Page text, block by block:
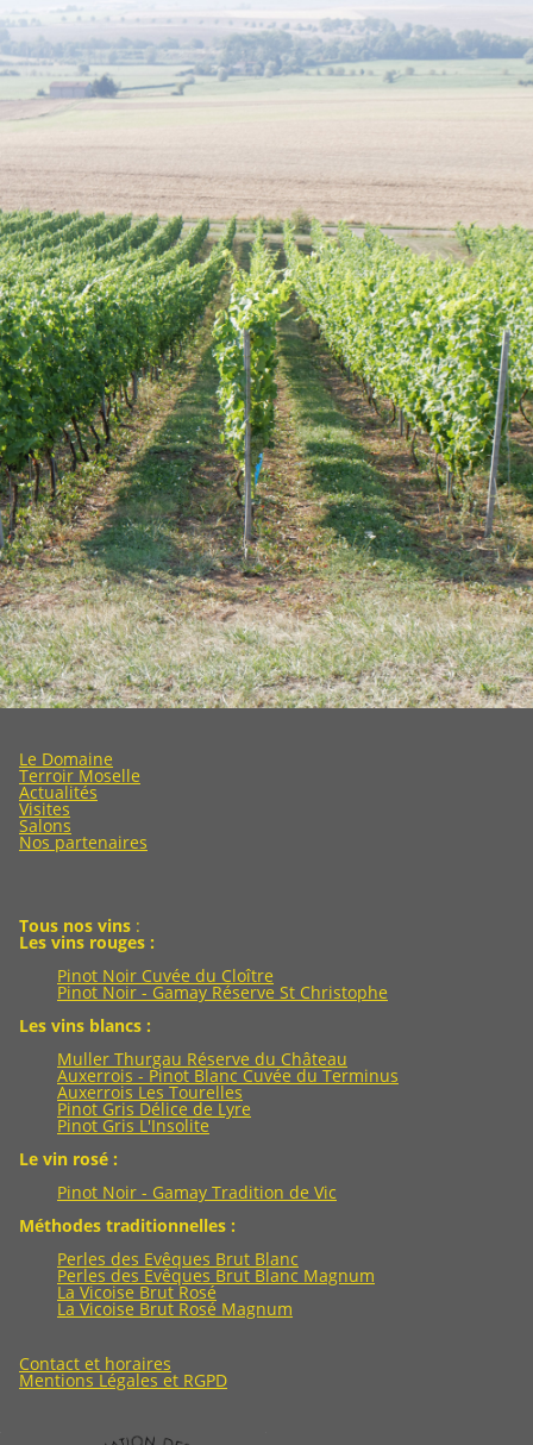
Le Domaine
Terroir Moselle
Actualités
Visites
Salons
Nos partenaires
Tous nos vins :
Les vins rouges :
Pinot Noir Cuvée du Cloître
Pinot Noir - Gamay Réserve St Christophe
Les vins blancs :
Muller Thurgau Réserve du Château
Auxerrois - Pinot Blanc Cuvée du Terminus
Auxerrois Les Tourelles
Pinot Gris Délice de Lyre
Pinot Gris L'Insolite
Le vin rosé :
Pinot Noir - Gamay Tradition de Vic
Méthodes traditionnelles :
Perles des Evêques Brut Blanc
Perles des Evêques Brut Blanc Magnum
La Vicoise Brut Rosé
La Vicoise Brut Rosé Magnum
Contact et horaires
Mentions Légales et RGPD